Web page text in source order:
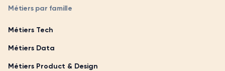
Métiers par famille
Métiers Tech
Métiers Data
Métiers Product & Design